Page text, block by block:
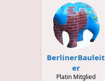
BerlinerBauleit
er
Platin Mitglied